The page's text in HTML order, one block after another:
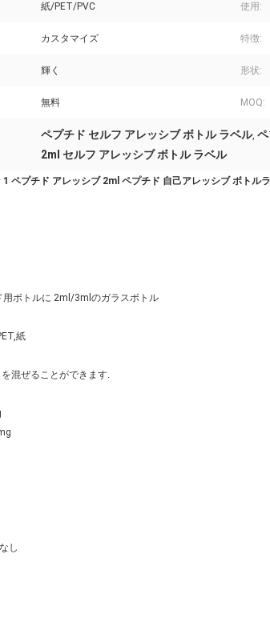
紙/PET/PVC 使用:
カスタマイズ 特徴:
輝く 形状:
無料 MOQ:
ペプチド セルフ アレッシブ ボトル ラベル,
2ml セルフ アレッシブ ボトル ラベル
ペプチド アレッシブ 2ml ペプチド 自己アレッシブ ボトル
ボトルに 2ml/3mlのガラスボトル
紙
混ぜることができます.
し